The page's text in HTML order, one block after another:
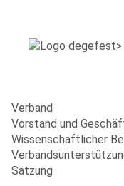
Verband
Vorstand und
Wissenschaftlicher
Satzung